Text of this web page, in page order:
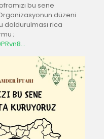
bu sene
düzeni
doldurulması rica
;